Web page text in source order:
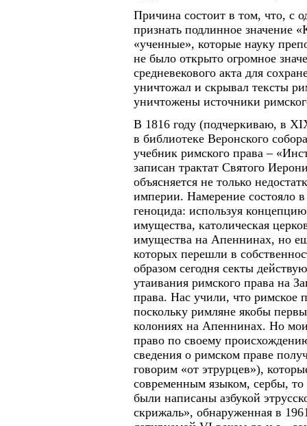
Причина состоит в том, что, с
признать подлинное значение
«ученные», которые науку
не было открыто огромное
средневекового акта для
уничтожал и скрывал тексты
уничтожены источники
В 1816 году (подчеркиваю, в
в библиотеке Веронского
учебник римского права –
записан трактат Святого
объясняется не только
империи. Намерение состояло
геноцида: используя
имущества, католическая
имущества на Апеннинах, но
которых перешли в
образом сегодня секты
утаивания римского права на
права. Нас учили, что римское
поскольку римляне якобы
колониях на Апеннинах. Но
право по своему
сведения о римском праве
говорим «от этрурцев»),
современным языком, сербы,
были написаны азбукой
скрижаль», обнаруженная в